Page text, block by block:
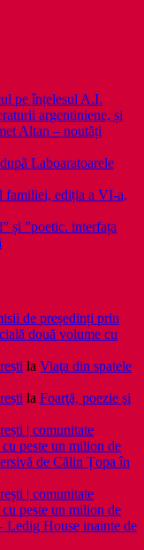
pe înțelesul A.I.
argentiniene, și
Altan – noutăți
Laboaratoarele
familiei, ediția a VI-a,
și ”poetic. interfața
de președinți prin
două volume cu
la Viaţa din spatele
la Foarţă, poezie şi
| comunitate
peste un milion de
de Călin Țopa în
| comunitate
peste un milion de
Ledig House inainte de